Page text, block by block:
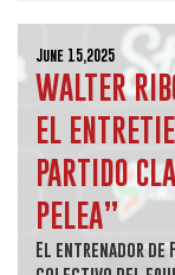
June 15,2025
WALTER
EL
PARTIDO
PELEA”
El entrenador de